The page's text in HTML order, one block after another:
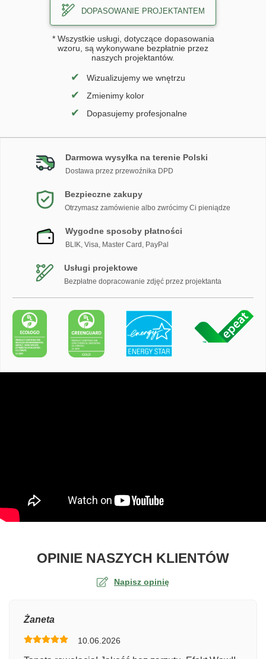
DOPASOWANIE PROJEKTANTEM
* Wszystkie usługi, dotyczące dopasowania
wzoru, są wykonywane bezpłatnie przez
naszych projektantów.
✔ Wizualizujemy we wnętrzu
✔ Zmienimy kolor
✔ Dopasujemy profesjonalne
Darmowa wysyłka na terenie Polski
Dostawa przez przewoźnika DPD
Bezpieczne zakupy
Otrzymasz zamówienie albo zwrócimy Ci pieniądze
Wygodne sposoby płatności
BLIK, Visa, Master Card, PayPal
Usługi projektowe
Bezpłatne dopracowanie zdjęć przez projektanta
OPINIE NASZYCH KLIENTÓWO
Napisz opinię
Żaneta
10.06.2026